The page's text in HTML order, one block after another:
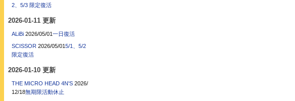
2、5/3 限定復活
2026-01-11 更新
ALiBi 2026/05/01一日復活
SCISSOR 2026/05/015/1、5/2
限定復活
2026-01-10 更新
THE MICRO HEAD 4N'S 2026/
12/18無期限活動休止